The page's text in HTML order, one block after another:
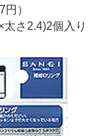
円）
太さ2.4)2個入り